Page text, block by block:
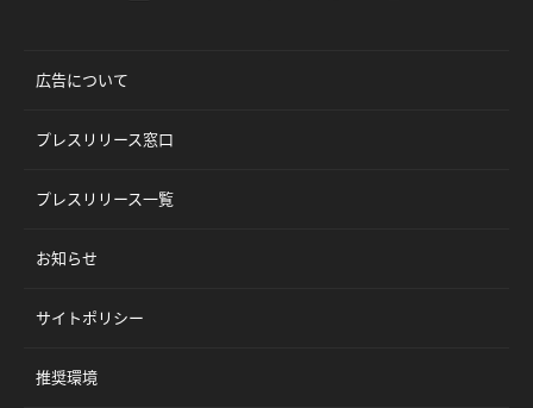
広告について
プレスリリース窓口
プレスリリース一覧
お知らせ
サイトポリシー
推奨環境